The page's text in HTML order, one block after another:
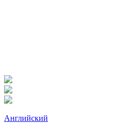
Английский